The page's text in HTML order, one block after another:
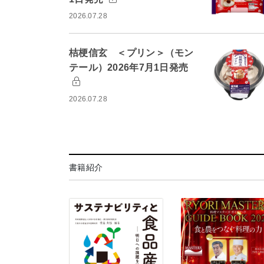
2026.07.28
桔梗信玄 ＜プリン＞（モン
テール）2026年7月1日発売
2026.07.28
書籍紹介